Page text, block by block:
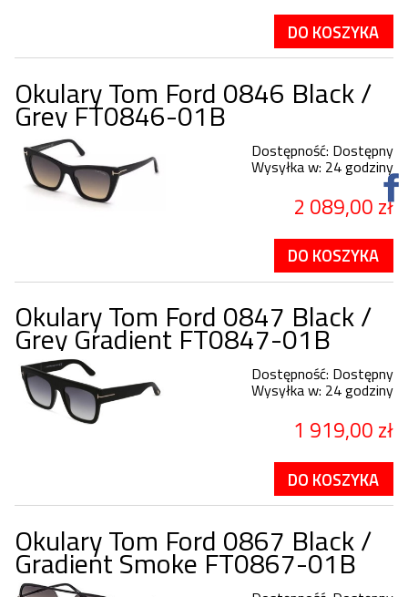
DO KOSZYKA
Okulary Tom Ford 0846 Black /
Grey FT0846-01B
Dostępność: Dostępny
Wysyłka w: 24 godziny
2 089,00 zł
DO KOSZYKA
Okulary Tom Ford 0847 Black /
Grey Gradient FT0847-01B
Dostępność: Dostępny
Wysyłka w: 24 godziny
1 919,00 zł
DO KOSZYKA
Okulary Tom Ford 0867 Black /
Gradient Smoke FT0867-01B